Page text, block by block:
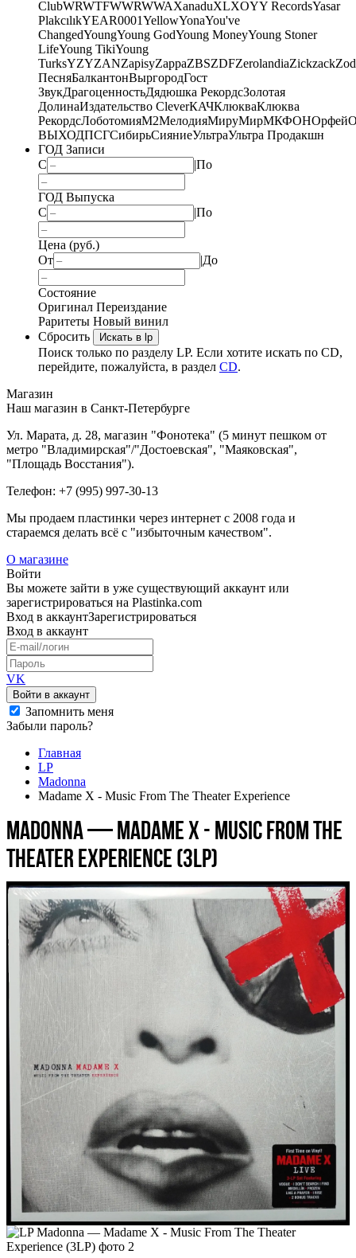
ClubWRWTFWWRWWAXanaduXLXOYY RecordsYasar
PlakcılıkYEAR0001YellowYonaYou've
ChangedYoungYoung GodYoung MoneyYoung Stoner
LifeYoung TikiYoung
TurksYZYZANZapisyZappaZBSZDFZerolandiaZickzack
ПесняБалкантонВыргородГост
ЗвукДрагоценностьДядюшка РекордсЗолотая
ДолинаИздательство CleverКАЧКлюкваКлюква
РекордсЛоботомияМ2МелодияМируМирМКФОНОрфей
ВЫХОДПСГСибирьСияниеУльтраУльтра Продакшн
ГОД Записи
С
|По
ГОД Выпуска
С
|По
Цена (руб.)
От
|До
Состояние
Оригинал Переиздание
Раритеты Новый винил
Сбросить
Искать в lp
Поиск только по разделу LP. Если хотите искать по CD,
перейдите, пожалуйста, в раздел CD.
Магазин
Наш магазин в Санкт-Петербурге
Ул. Марата, д. 28, магазин "Фонотека" (5 минут пешком от
метро "Владимирская"/"Достоевская", "Маяковская",
"Площадь Восстания").
Телефон: +7 (995) 997-30-13
Мы продаем пластинки через интернет c 2008 года и
стараемся делать всё с "избыточным качеством".
О магазине
Войти
Вы можете зайти в уже существующий аккаунт или
зарегистрироваться на Plastinka.com
Вход в аккаунтЗарегистрироваться
Вход в аккаунт
VK
Войти в аккаунт
Запомнить меня
Забыли пароль?
Главная
LP
Madonna
Madame X - Music From The Theater Experience
Madonna — Madame X - Music From The
Theater Experience (3LP)